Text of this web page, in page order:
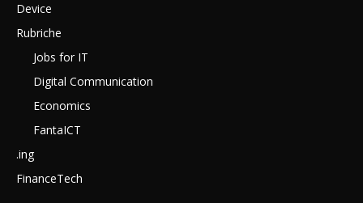
Device
Rubriche
Jobs for IT
Digital Communication
Economics
FantaICT
.ing
FinanceTech